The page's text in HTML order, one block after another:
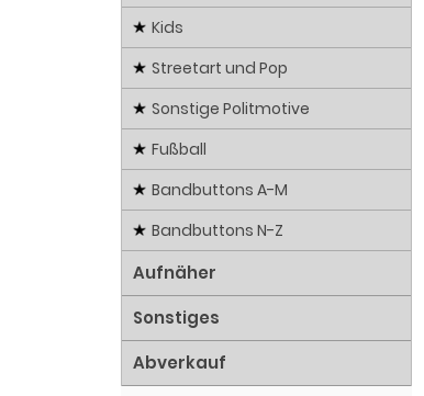
Kids
Streetart und Pop
Sonstige Politmotive
Fußball
Bandbuttons A-M
Bandbuttons N-Z
Aufnäher
Sonstiges
Abverkauf